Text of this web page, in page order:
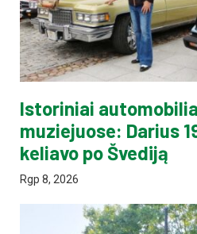
Istoriniai
muziejuose: Darius
keliavo po Švediją
Rgp 8, 2026